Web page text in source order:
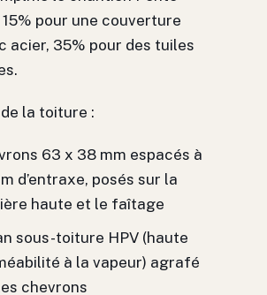
pour une couverture
acier, 35% pour des tuiles
la toiture :
63 x 38 mm espacés à
d’entraxe, posés sur la
haute et le faîtage
sous-toiture HPV (haute
à la vapeur) agrafé
chevrons